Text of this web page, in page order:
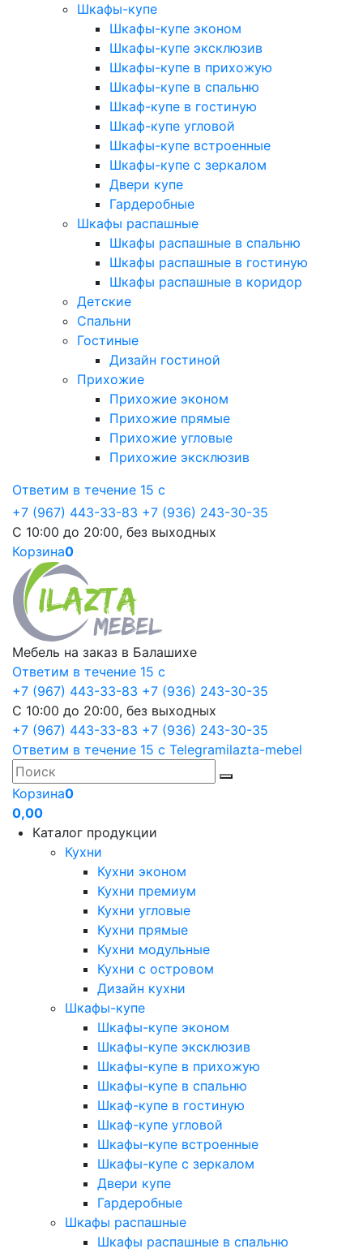
Шкафы-купе
Шкафы-купе эконом
Шкафы-купе эксклюзив
Шкафы-купе в прихожую
Шкафы-купе в спальню
Шкаф-купе в гостиную
Шкаф-купе угловой
Шкафы-купе встроенные
Шкафы-купе с зеркалом
Двери купе
Гардеробные
Шкафы распашные
Шкафы распашные в спальню
Шкафы распашные в гостиную
Шкафы распашные в коридор
Детские
Спальни
Гостиные
Дизайн гостиной
Прихожие
Прихожие эконом
Прихожие прямые
Прихожие угловые
Прихожие эксклюзив
Ответим в течение 15 с
+7 (967) 443-33-83 +7 (936) 243-30-35
С 10:00 до 20:00, без выходных
Корзина0
Мебель на заказ в Балашихе
Ответим в течение 15 с
+7 (967) 443-33-83 +7 (936) 243-30-35
С 10:00 до 20:00, без выходных
+7 (967) 443-33-83 +7 (936) 243-30-35
Ответим в течение 15 с Telegramilazta-mebel
Корзина0
0,00
Каталог продукции
Кухни
Кухни эконом
Кухни премиум
Кухни угловые
Кухни прямые
Кухни модульные
Кухни с островом
Дизайн кухни
Шкафы-купе
Шкафы-купе эконом
Шкафы-купе эксклюзив
Шкафы-купе в прихожую
Шкафы-купе в спальню
Шкаф-купе в гостиную
Шкаф-купе угловой
Шкафы-купе встроенные
Шкафы-купе с зеркалом
Двери купе
Гардеробные
Шкафы распашные
Шкафы распашные в спальню